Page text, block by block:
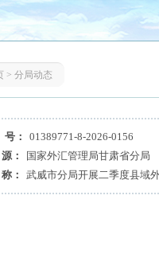
> 分局动态
： 01389771-8-2026-0156
：
国家外汇管理局甘肃省分局
：
武威市分局开展二季度县域